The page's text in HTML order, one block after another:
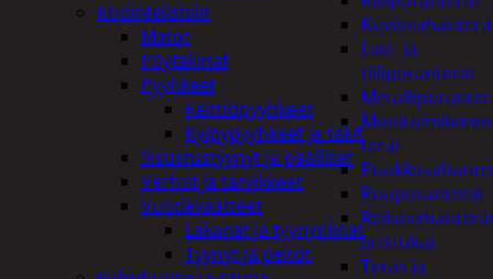
Kuviosahanterä
Lasi- ja
tiiliporanterät
terät
Puuporanterät
ja istukat
Teräs ja
Kodintekstiilit
Matot
Pöytäliinat
Pyyhkeet
Keittiöpyyhkeet
Kylpypyyhkeet ja takit
Sisustustyynyt ja päälliset
Verhot ja tarvikkeet
Vuodevaatteet
Lakanat ja tyynynlinat
Tyynyt ja peitot